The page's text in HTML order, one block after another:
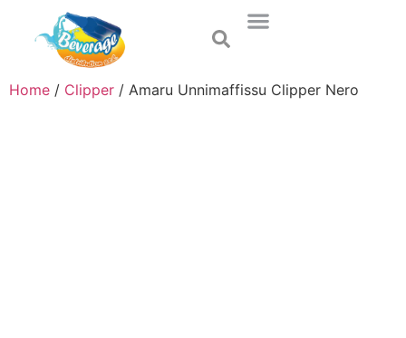
Home / Clipper / Amaru Unnimaffissu Clipper Nero